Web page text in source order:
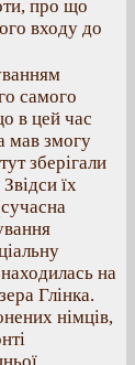
про що
входу до
самого
в цей час
мав змогу
зберігали
їх
на
Глінка.
німців,